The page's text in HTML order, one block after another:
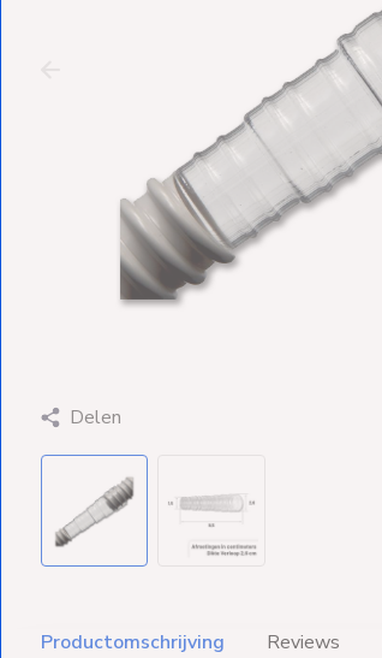
Weekendleveringen
Klantenservice
Contact
Delen
Productomschrijving Reviews